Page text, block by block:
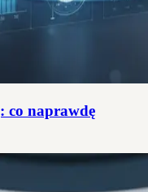
co naprawdę